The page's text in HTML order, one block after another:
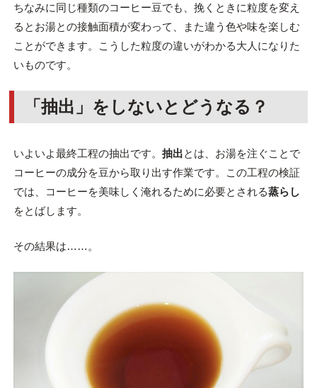
ちなみに同じ種類のコーヒー豆でも、挽くときに粒度を変え
るとお湯との接触面積が変わって、また違う色や味を楽しむ
ことができます。こうした粒度の違いがわかる大人になりた
いものです。
「抽出」をしないとどうなる？
いよいよ最終工程の抽出です。 抽出とは、お湯を注ぐことで
コーヒーの成分を豆から取り出す作業です。この工程の検証
では、コーヒーを美味しく淹れるために必要とされる蒸らし
をとばします。
その結果は……。